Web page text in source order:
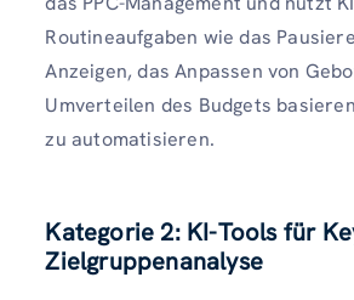
Routineaufgaben wie das
Anzeigen, das Anpassen von
Umverteilen des Budgets
zu automatisieren.
Kategorie 2: KI-Tools für
Zielgruppenanalyse